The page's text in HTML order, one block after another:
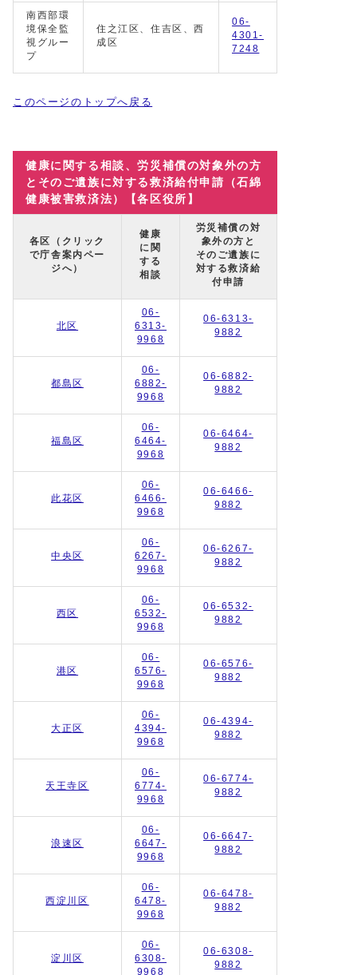
南西部環
境保全監
視グルー
プ
住之江区、住吉区、西
成区
06-
4301-
7248
このページのトップへ戻る
健康に関する相談、労災補償の対象外の方
とそのご遺族に対する救済給付申請（石綿
健康被害救済法）【各区役所】
各区（クリック
で庁舎案内ペー
ジへ）
健康
に関
する
相談
労災補償の対
象外の方と
そのご遺族に
対する救済給
付申請
北区
06-
6313-
9968
06-6313-
9882
都島区
06-
6882-
9968
06-6882-
9882
福島区
06-
6464-
9968
06-6464-
9882
此花区
06-
6466-
9968
06-6466-
9882
中央区
06-
6267-
9968
06-6267-
9882
西区
06-
6532-
9968
06-6532-
9882
港区
06-
6576-
9968
06-6576-
9882
大正区
06-
4394-
9968
06-4394-
9882
天王寺区
06-
6774-
9968
06-6774-
9882
浪速区
06-
6647-
9968
06-6647-
9882
西淀川区
06-
6478-
9968
06-6478-
9882
淀川区
06-
6308-
9968
06-6308-
9882